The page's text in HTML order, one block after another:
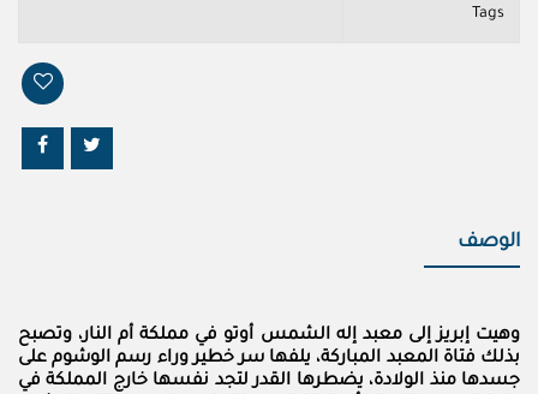
Tags
الوصف
وهيت إبريز إلى معبد إله الشمس أوتو في مملكة أم النار، وتصبح
بذلك فتاة المعبد المباركة، يلفها سر خطير وراء رسم الوشوم على
جسدها منذ الولادة، يضطرها القدر لتجد نفسها خارج المملكة في